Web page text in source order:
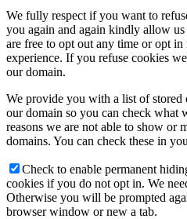
We fully respect if you want to
you again and again kindly allow
are free to opt out any time or opt
experience. If you refuse cookies
our domain.
We provide you with a list of stored
our domain so you can check what
reasons we are not able to show or
domains. You can check these in
Check to enable permanent
cookies if you do not opt in. We
Otherwise you will be prompted
browser window or new a tab.